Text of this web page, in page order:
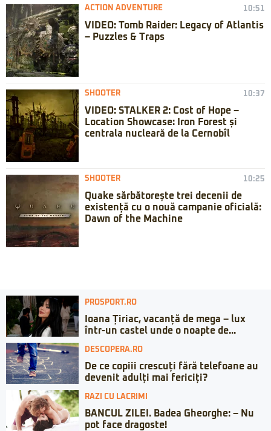
ACTION ADVENTURE 10:51
VIDEO: Tomb Raider: Legacy of Atlantis
– Puzzles & Traps
SHOOTER 10:37
VIDEO: STALKER 2: Cost of Hope –
Location Showcase: Iron Forest și
centrala nucleară de la Cernobîl
SHOOTER 10:25
Quake sărbătorește trei decenii de
existență cu o nouă campanie oficială:
Dawn of the Machine
PROSPORT.RO
Ioana Țiriac, vacanță de mega – lux
într-un castel unde o noapte de...
DESCOPERA.RO
De ce copiii crescuți fără telefoane au
devenit adulți mai fericiți?
RAZI CU LACRIMI
BANCUL ZILEI. Badea Gheorghe: – Nu
pot face dragoste!